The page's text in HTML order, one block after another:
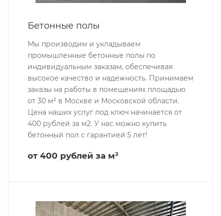
Бетонные полы
Мы производим и укладываем
промышленные бетонные полы по
индивидуальным заказам, обеспечивая
высокое качество и надежность. Принимаем
заказы на работы в помещениях площадью
от 30 м² в Москве и Московской области.
Цена наших услуг под ключ начинается от
400 рублей за м2. У нас можно купить
бетонный пол с гарантией 5 лет!
от 400 рублей за м²